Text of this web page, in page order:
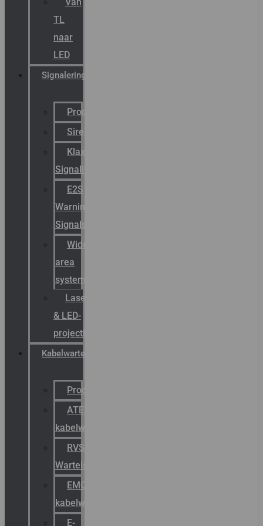
TL
naar
LED
Signalering
Productcatalogus
Sirena
Klaxon
Signaling
E2S
Warning
Signals
Wide
area
systemen
Laserbelijning
& LED-
projectie
Kabelwartels
Productcatalogus
ATEX
kabelwartels
RVS
Wartels
EMC
kabelwartels
E-